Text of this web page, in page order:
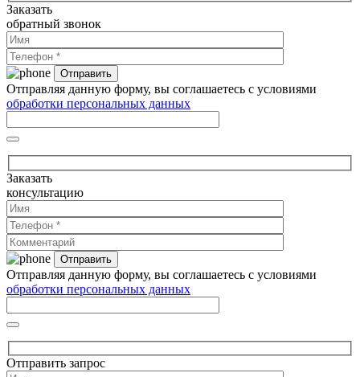
Заказать
обратный звонок
Отправляя данную форму, вы соглашаетесь с условиями
обработки персональных данных
Заказать
консультацию
Отправляя данную форму, вы соглашаетесь с условиями
обработки персональных данных
Отправить запрос